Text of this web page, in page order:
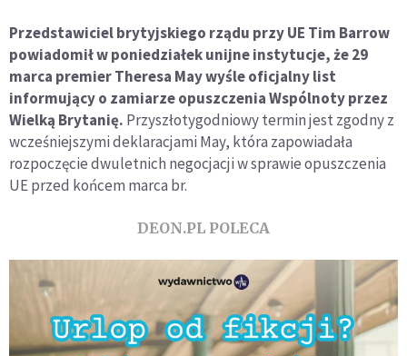
Przedstawiciel brytyjskiego rządu przy UE Tim Barrow
powiadomił w poniedziałek unijne instytucje, że 29
marca premier Theresa May wyśle oficjalny list
informujący o zamiarze opuszczenia Wspólnoty przez
Wielką Brytanię. Przyszłotygodniowy termin jest zgodny z
wcześniejszymi deklaracjami May, która zapowiadała
rozpoczęcie dwuletnich negocjacji w sprawie opuszczenia
UE przed końcem marca br.
DEON.PL POLECA